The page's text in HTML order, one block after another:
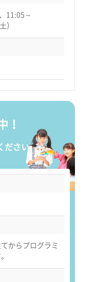
11:05～
）
！
ださい。
からプログラミ